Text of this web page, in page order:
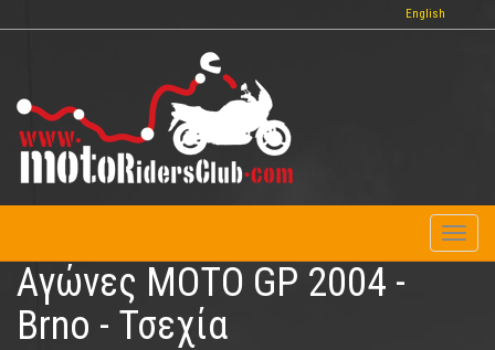
προς
περιεχόμενο
English
Αγώνες MOTO GP 2004 -
Brno - Τσεχία